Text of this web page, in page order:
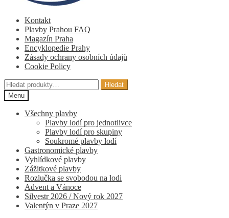
Kontakt
Plavby Prahou FAQ
Magazín Praha
Encyklopedie Prahy
Zásady ochrany osobních údajů
Cookie Policy
Hledat:
Hledat
Menu
Všechny plavby
Plavby lodí pro jednotlivce
Plavby lodí pro skupiny
Soukromé plavby lodí
Gastronomické plavby
Vyhlídkové plavby
Zážitkové plavby
Rozlučka se svobodou na lodi
Advent a Vánoce
Silvestr 2026 / Nový rok 2027
Valentýn v Praze 2027